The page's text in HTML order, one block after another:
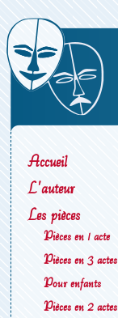
Accueil
L'auteur
Les pièces
Pièces en 1 acte
Pièces en 3 actes
Pour enfants
Pièces en 2 actes